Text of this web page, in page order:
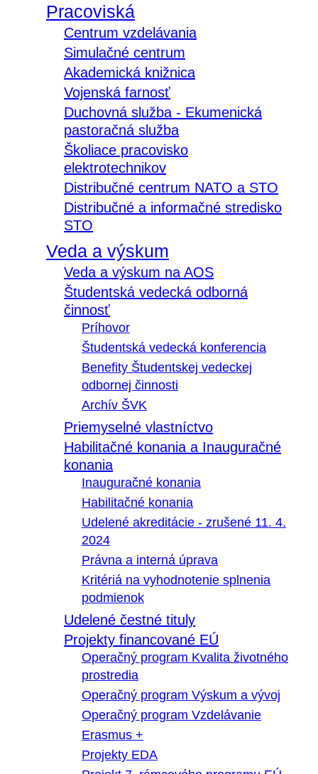
Pracoviská
Centrum vzdelávania
Simulačné centrum
Akademická knižnica
Vojenská farnosť
Duchovná služba - Ekumenická
pastoračná služba
Školiace pracovisko
elektrotechnikov
Distribučné centrum NATO a STO
Distribučné a informačné stredisko
STO
Veda a výskum
Veda a výskum na AOS
Študentská vedecká odborná
činnosť
Príhovor
Študentská vedecká konferencia
Benefity Študentskej vedeckej
odbornej činnosti
Archív ŠVK
Priemyselné vlastníctvo
Habilitačné konania a Inauguračné
konania
Inauguračné konania
Habilitačné konania
Udelené akreditácie - zrušené 11. 4.
2024
Právna a interná úprava
Kritériá na vyhodnotenie splnenia
podmienok
Udelené čestné tituly
Projekty financované EÚ
Operačný program Kvalita životného
prostredia
Operačný program Výskum a vývoj
Operačný program Vzdelávanie
Erasmus +
Projekty EDA